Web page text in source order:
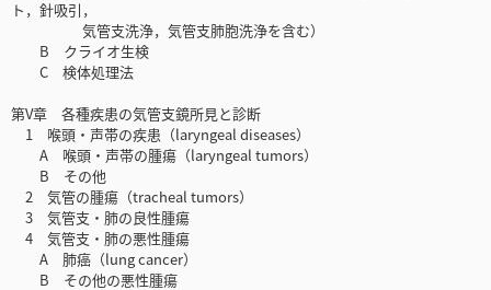
ト，針吸引，
気管支洗浄，気管支肺胞洗浄を含む）
B クライオ生検
C 検体処理法
第V章 各種疾患の気管支鏡所見と診断
1 喉頭・声帯の疾患（laryngeal diseases）
A 喉頭・声帯の腫瘍（laryngeal tumors）
B その他
2 気管の腫瘍（tracheal tumors）
3 気管支・肺の良性腫瘍
4 気管支・肺の悪性腫瘍
A 肺癌（lung cancer）
B その他の悪性腫瘍